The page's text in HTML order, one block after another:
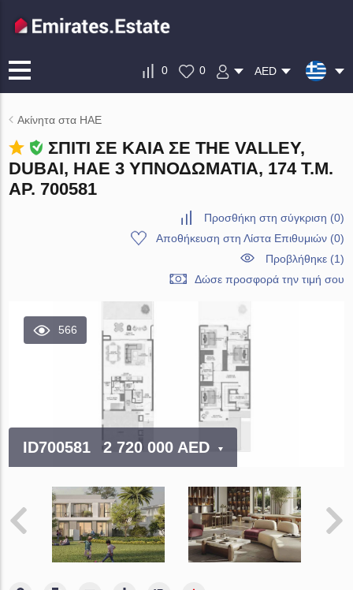
0 0 AED
Ακίνητα στα ΗΑΕ
ΣΠΊΤΙ ΣΕ KAIA ΣΕ THE VALLEY,
DUBAI, ΗΑΕ 3 ΥΠΝΟΔΩΜΆΤΙΑ, 174 Τ.Μ.
ΑΡ. 700581
Προσθήκη στη σύγκριση (0)
Αποθήκευση στη Λίστα Επιθυμιών(0)
Προβλήθηκε (1)
Δώσε προσφορά την τιμή σου
566
ID700581 2 720 000 AED